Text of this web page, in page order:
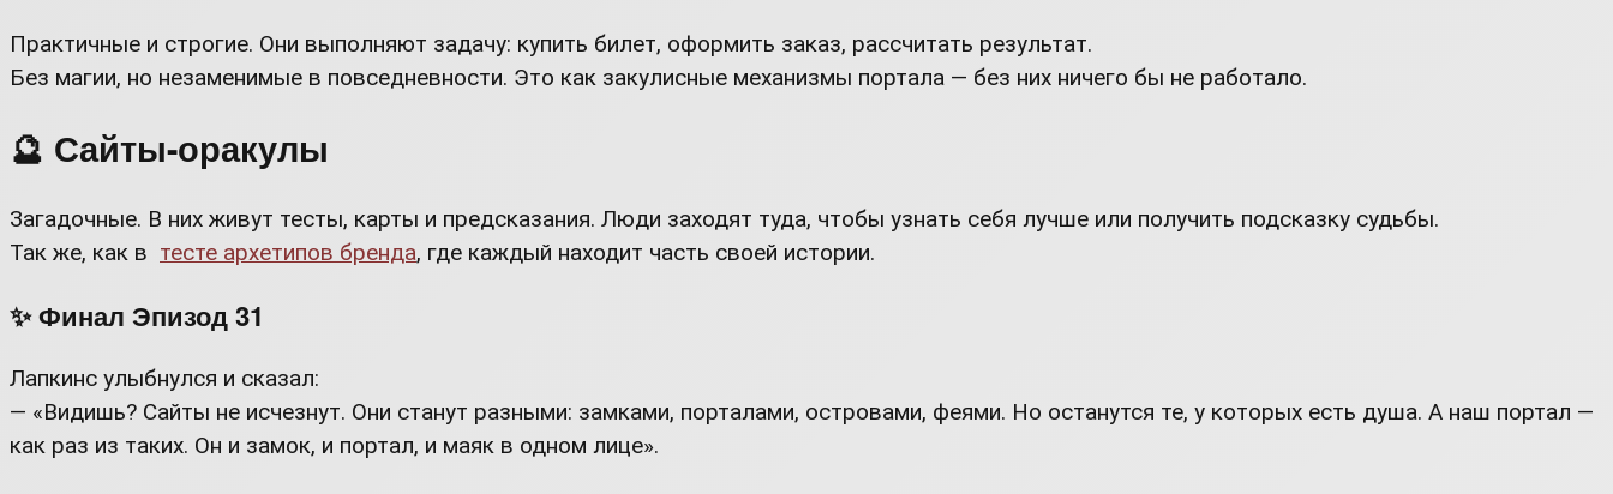
Практичные и строгие. Они выполняют задачу: купить билет, оформить заказ, рассчитать результат.
Без магии, но незаменимые в повседневности. Это как закулисные механизмы портала — без них ничего бы не работало.
🔮 Сайты-оракулы
Загадочные. В них живут тесты, карты и предсказания. Люди заходят туда, чтобы узнать себя лучше или получить подсказку судьбы.
Так же, как в тесте архетипов бренда, где каждый находит часть своей истории.
✨ Финал Эпизод 31
Лапкинс улыбнулся и сказал:
— «Видишь? Сайты не исчезнут. Они станут разными: замками, порталами, островами, феями. Но останутся те, у которых есть душа. А наш портал —
как раз из таких. Он и замок, и портал, и маяк в одном лице».